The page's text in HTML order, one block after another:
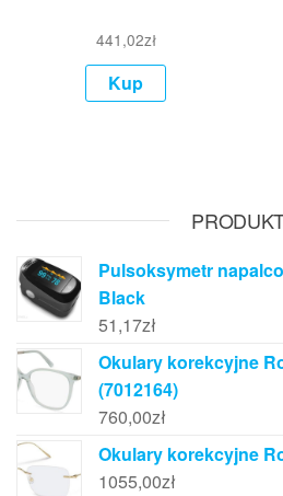
441,02zł
Kup
Pulsoksymetr
Black
51,17zł
Okulary korekcyjne
(7012164)
760,00zł
Okulary korekcyjne
1055,00zł